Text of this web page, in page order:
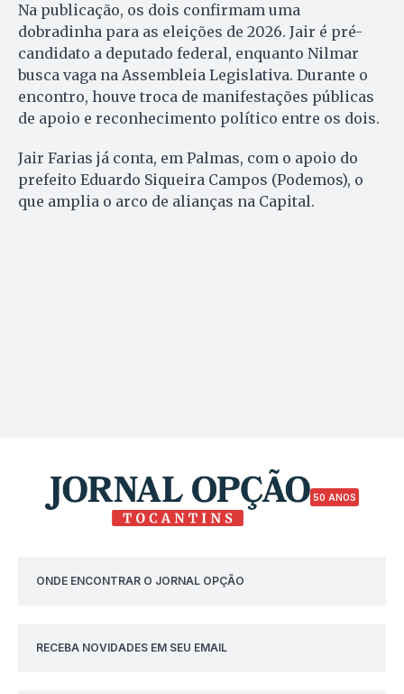
Na publicação, os dois confirmam uma
dobradinha para as eleições de 2026. Jair é pré-
candidato a deputado federal, enquanto Nilmar
busca vaga na Assembleia Legislativa. Durante o
encontro, houve troca de manifestações públicas
de apoio e reconhecimento político entre os dois.
Jair Farias já conta, em Palmas, com o apoio do
prefeito Eduardo Siqueira Campos (Podemos), o
que amplia o arco de alianças na Capital.
50 ANOS
ONDE ENCONTRAR O JORNAL OPÇÃO
RECEBA NOVIDADES EM SEU EMAIL